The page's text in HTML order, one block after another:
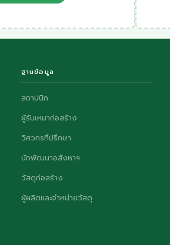
ฐานข้อมูล
สถาปนิก
ผู้รับเหมาก่อสร้าง
วิศวกรที่ปรึกษา
นักพัฒนาอสังหาฯ
วัสดุก่อสร้าง
ผู้ผลิตและจำหน่ายวัสดุ